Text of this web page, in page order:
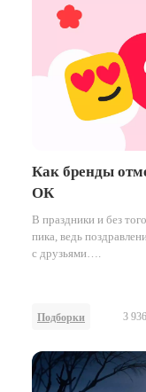
Как бренды
ОК
В праздники и без
пика, ведь
с друзьями….
Подборки 3 936